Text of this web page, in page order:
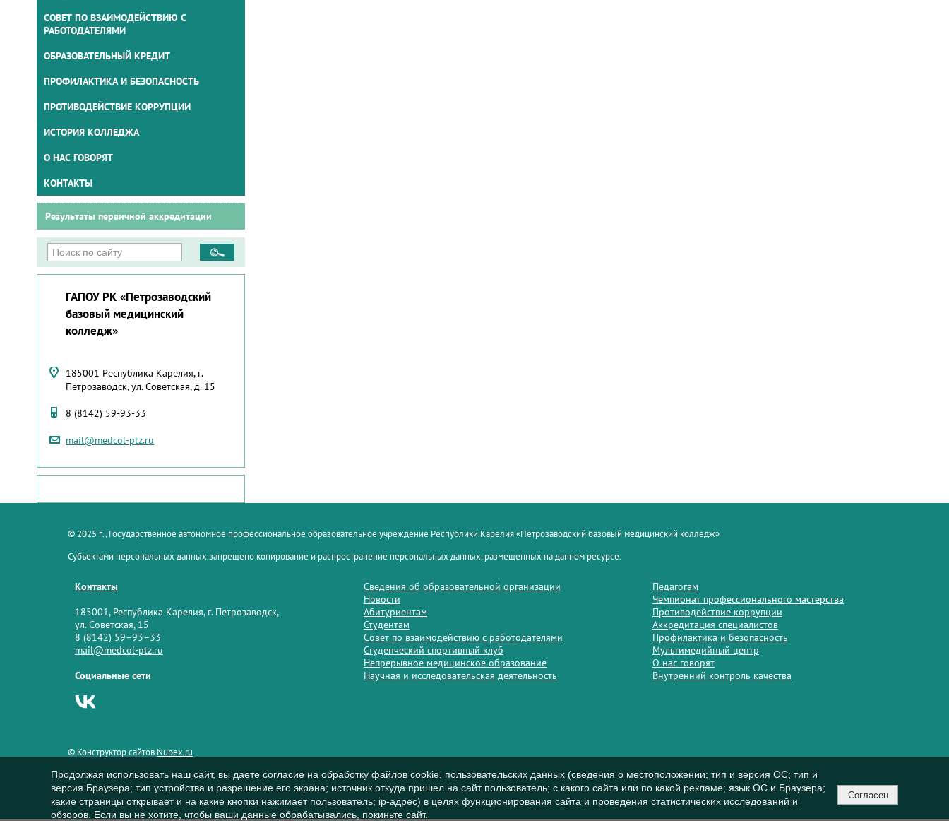
СОВЕТ ПО ВЗАИМОДЕЙСТВИЮ С
РАБОТОДАТЕЛЯМИ
ОБРАЗОВАТЕЛЬНЫЙ КРЕДИТ
ПРОФИЛАКТИКА И БЕЗОПАСНОСТЬ
ПРОТИВОДЕЙСТВИЕ КОРРУПЦИИ
ИСТОРИЯ КОЛЛЕДЖА
О НАС ГОВОРЯТ
КОНТАКТЫ
Результаты первичной аккредитации
ГАПОУ РК «Петрозаводский
базовый медицинский
колледж»
185001 Республика Карелия, г.
Петрозаводск, ул. Советская, д. 15
8 (8142) 59-93-33
mail@medcol-ptz.ru
© 2025 г., Государственное автономное профессиональное образовательное учреждение Республики Карелия «Петрозаводский базовый медицинский колледж»
Субъектами персональных данных запрещено копирование и распространение персональных данных, размещенных на данном ресурсе.
Контакты
185001, Республика Карелия, г. Петрозаводск,
ул. Советская, 15
8 (8142) 59–93–33
mail@medcol-ptz.ru
Социальные сети
Сведения об образовательной организации
Новости
Абитуриентам
Студентам
Совет по взаимодействию с работодателями
Студенческий спортивный клуб
Непрерывное медицинское образование
Научная и исследовательская деятельность
Педагогам
Чемпионат профессионального мастерства
Противодействие коррупции
Аккредитация специалистов
Профилактика и безопасность
Мультимедийный центр
О нас говорят
Внутренний контроль качества
© Конструктор сайтов Nubex.ru
Продолжая использовать наш сайт, вы даете согласие на обработку файлов cookie, пользовательских данных (сведения о местоположении; тип и версия ОС; тип и
версия Браузера; тип устройства и разрешение его экрана; источник откуда пришел на сайт пользователь; с какого сайта или по какой рекламе; язык ОС и Браузера;
какие страницы открывает и на какие кнопки нажимает пользователь; ip-адрес) в целях функционирования сайта и проведения статистических исследований и
обзоров. Если вы не хотите, чтобы ваши данные обрабатывались, покиньте сайт.
Согласен